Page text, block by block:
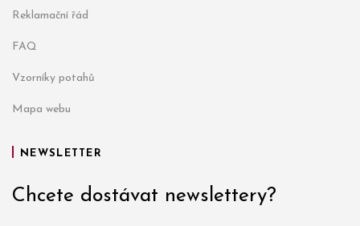
Reklamační řád
FAQ
Vzorníky potahů
Mapa webu
NEWSLETTER
Chcete dostávat newslettery?